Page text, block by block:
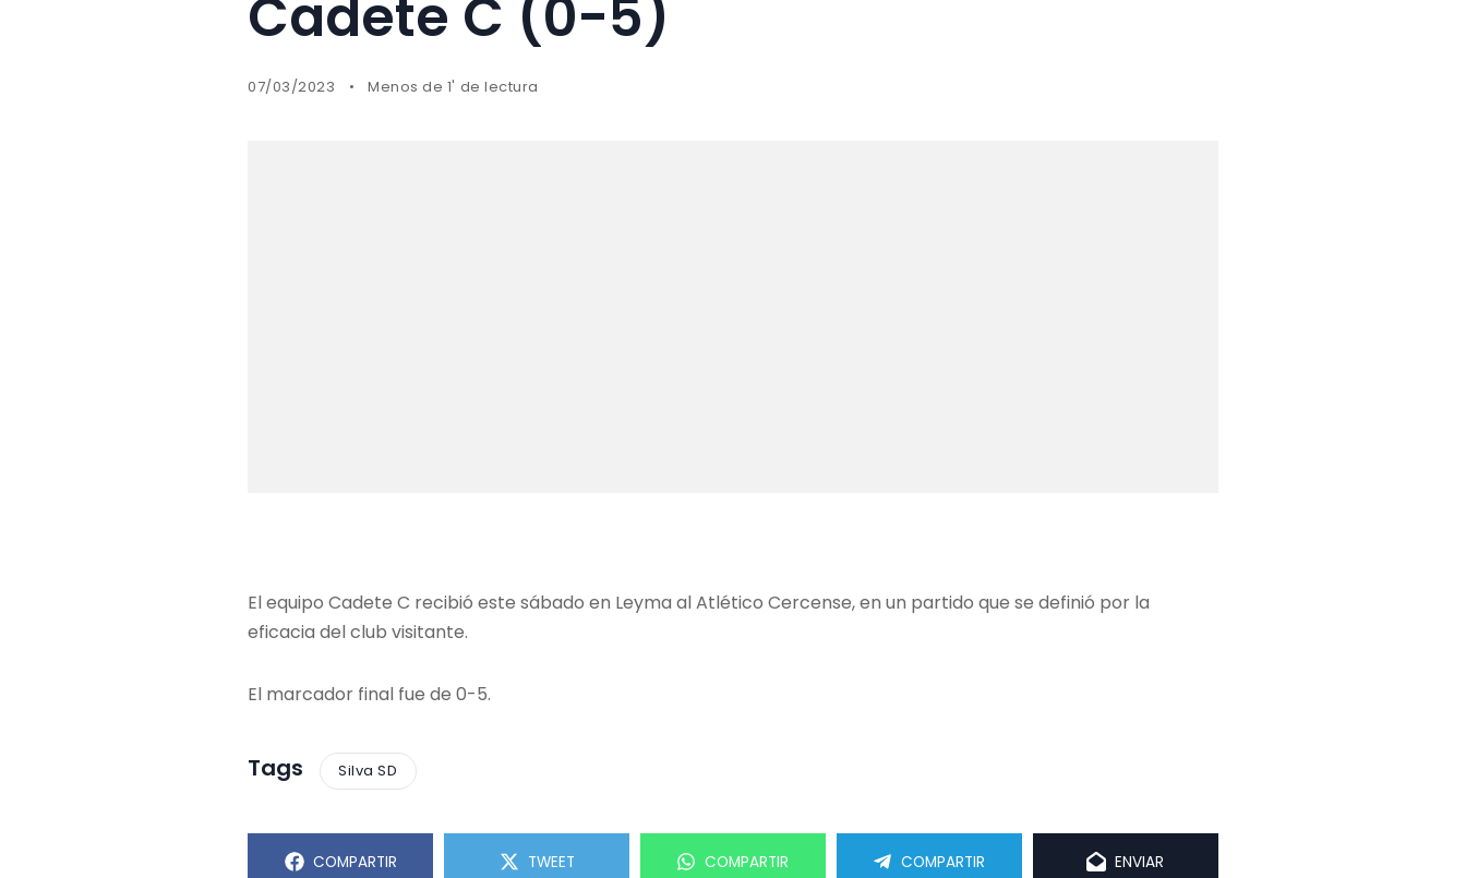
Cadete C (0-5)
07/03/2023 Menos de 1' de lectura
El equipo Cadete C recibió este sábado en Leyma al Atlético Cercense, en un partido que se definió por la
eficacia del club visitante.
El marcador final fue de 0-5.
Tags Silva SD
COMPARTIR TWEET COMPARTIR COMPARTIR ENVIAR